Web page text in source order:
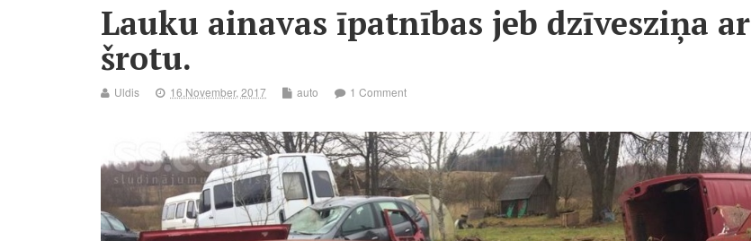
Lauku ainavas īpatnības jeb dzīvesziņa ar
šrotu.
Uldis 16.November, 2017 auto 1 Comment